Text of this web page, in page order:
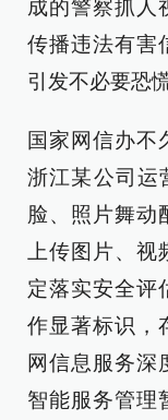
成的警察抓人
传播违法有害
引发不必要恐
国家网信办不
浙江某公司运
脸、照片舞动
上传图片、视
定落实安全评
作显著标识，
网信息服务深
智能服务管理